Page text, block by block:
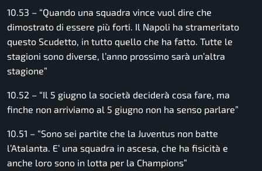
10.53 – “Quando una squadra vince vuol dire che
dimostrato di essere più forti. Il Napoli ha strameritato
questo Scudetto, in tutto quello che ha fatto. Tutte le
stagioni sono diverse, l’anno prossimo sarà un’altra
stagione”
10.52 – “Il 5 giugno la società deciderà cosa fare, ma
finche non arriviamo al 5 giugno non ha senso parlare”
10.51 – “Sono sei partite che la Juventus non batte
l’Atalanta. E’ una squadra in ascesa, che ha fisicità e
anche loro sono in lotta per la Champions”